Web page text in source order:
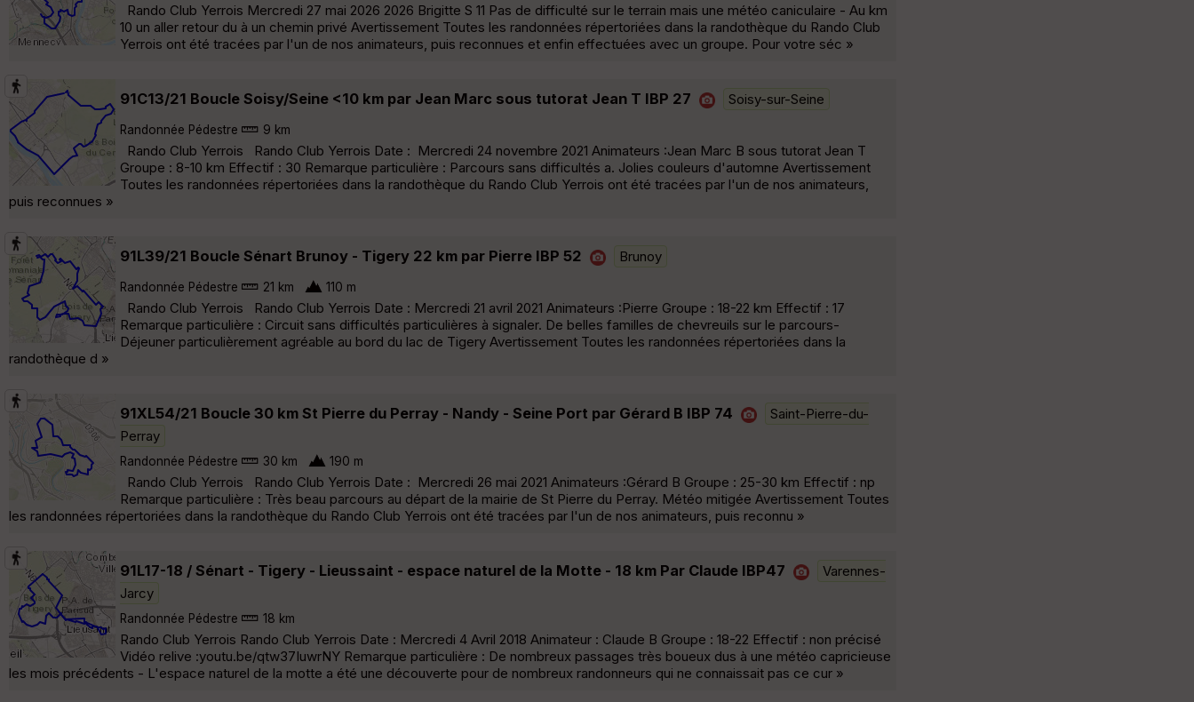
Rando Club Yerrois Mercredi 27 mai 2026 2026 Brigitte S 11 Pas de difficulté sur le terrain mais une météo caniculaire - Au km
10 un aller retour du à un chemin privé Avertissement Toutes les randonnées répertoriées dans la randothèque du Rando Club
Yerrois ont été tracées par l'un de nos animateurs, puis reconnues et enfin effectuées avec un groupe. Pour votre séc »
91C13/21 Boucle Soisy/Seine <10 km par Jean Marc sous tutorat Jean T IBP 27 Soisy-sur-Seine
Randonnée Pédestre 9 km
Rando Club Yerrois Rando Club Yerrois Date : Mercredi 24 novembre 2021 Animateurs :Jean Marc B sous tutorat Jean T
Groupe : 8-10 km Effectif : 30 Remarque particulière : Parcours sans difficultés a. Jolies couleurs d'automne Avertissement
Toutes les randonnées répertoriées dans la randothèque du Rando Club Yerrois ont été tracées par l'un de nos animateurs,
puis reconnues »
91L39/21 Boucle Sénart Brunoy - Tigery 22 km par Pierre IBP 52 Brunoy
Randonnée Pédestre 21 km 110 m
Rando Club Yerrois Rando Club Yerrois Date : Mercredi 21 avril 2021 Animateurs :Pierre Groupe : 18-22 km Effectif : 17
Remarque particulière : Circuit sans difficultés particulières à signaler. De belles familles de chevreuils sur le parcours-
Déjeuner particulièrement agréable au bord du lac de Tigery Avertissement Toutes les randonnées répertoriées dans la
randothèque d »
91XL54/21 Boucle 30 km St Pierre du Perray - Nandy - Seine Port par Gérard B IBP 74
Saint-Pierre-du-
Perray
Randonnée Pédestre 30 km 190 m
Rando Club Yerrois Rando Club Yerrois Date : Mercredi 26 mai 2021 Animateurs :Gérard B Groupe : 25-30 km Effectif : np
Remarque particulière : Très beau parcours au départ de la mairie de St Pierre du Perray. Météo mitigée Avertissement Toutes
les randonnées répertoriées dans la randothèque du Rando Club Yerrois ont été tracées par l'un de nos animateurs, puis reconnu »
91L17-18 / Sénart - Tigery - Lieussaint - espace naturel de la Motte - 18 km Par Claude IBP47
Varennes-
Jarcy
Randonnée Pédestre 18 km
Rando Club Yerrois Rando Club Yerrois Date : Mercredi 4 Avril 2018 Animateur : Claude B Groupe : 18-22 Effectif : non précisé
Vidéo relive :youtu.be/qtw37IuwrNY Remarque particulière : De nombreux passages très boueux dus à une météo capricieuse
les mois précédents - L'espace naturel de la motte a été une découverte pour de nombreux randonneurs qui ne connaissait pas ce cur »